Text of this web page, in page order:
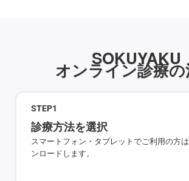
SOKUYAKU
オンライン診療
STEP1
診療方法を選択
スマートフォン・タブレットでご利用の方
ンロードします。